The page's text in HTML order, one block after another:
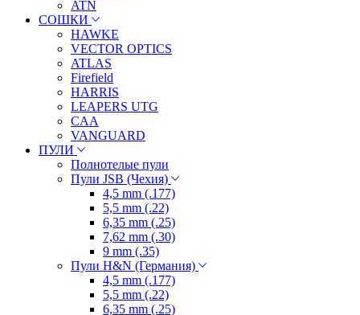
ATN
СОШКИ
HAWKE
VECTOR OPTICS
ATLAS
Firefield
HARRIS
LEAPERS UTG
CAA
VANGUARD
ПУЛИ
Полнотелые пули
Пули JSB (Чехия)
4,5 mm (.177)
5,5 mm (.22)
6,35 mm (.25)
7,62 mm (.30)
9 mm (.35)
Пули H&N (Германия)
4,5 mm (.177)
5,5 mm (.22)
6,35 mm (.25)